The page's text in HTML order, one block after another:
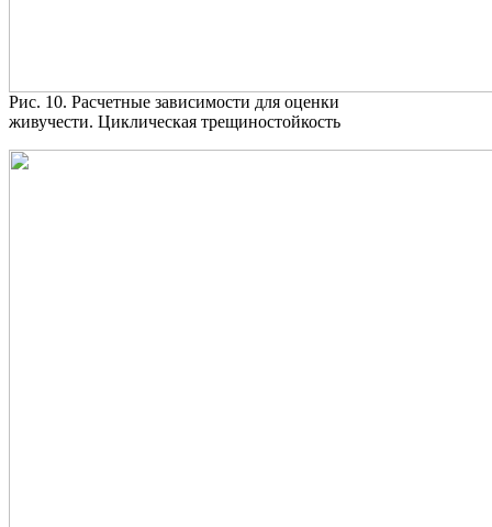
Рис. 10. Расчетные зависимости для оценки
живучести. Циклическая трещиностойкость